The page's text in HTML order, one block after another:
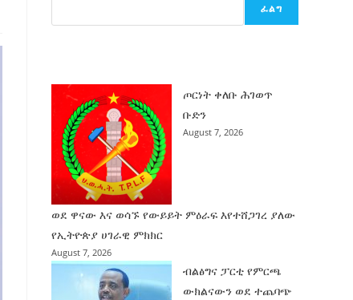
ፈልግ
ጦርነት ቀለቡ ሕገወጥ
ቡድን
August 7, 2026
ወደ ዋናው እና ወሳኙ የውይይት ምዕራፍ እየተሸጋገረ ያለው
የኢትዮጵያ ሀገራዊ ምክክር
August 7, 2026
ብልፅግና ፓርቲ የምርጫ
ውክልናውን ወደ ተጨባጭ